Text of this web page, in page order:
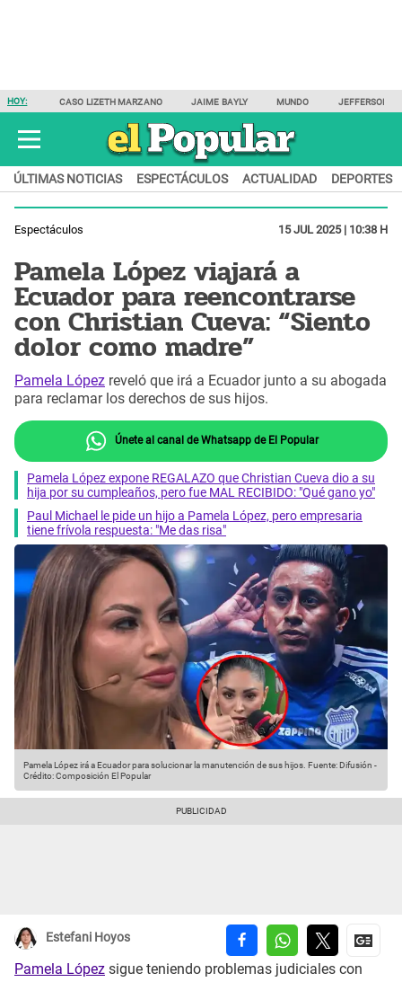
HOY: CASO LIZETH MARZANO JAIME BAYLY MUNDO JEFFERSON
ÚLTIMAS NOTICIAS ESPECTÁCULOS ACTUALIDAD DEPORTES
Espectáculos 15 JUL 2025 | 10:38 H
Pamela López viajará a
Ecuador para reencontrarse
con Christian Cueva: “Siento
dolor como madre”
Pamela López reveló que irá a Ecuador junto a su abogada
para reclamar los derechos de sus hijos.
Únete al canal de Whatsapp de El Popular
Pamela López expone REGALAZO que Christian Cueva dio a su
hija por su cumpleaños, pero fue MAL RECIBIDO: "Qué gano yo"
Paul Michael le pide un hijo a Pamela López, pero empresaria
tiene frívola respuesta: "Me das risa"
Pamela López irá a Ecuador para solucionar la manutención de sus hijos. Fuente: Difusión -
Crédito: Composición El Popular
Estefani Hoyos
Pamela López sigue teniendo problemas judiciales con